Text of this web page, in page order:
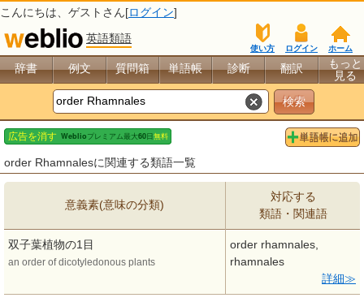
こんにちは、 ゲスト さん[ログイン]
英語類語
ホーム
ログイン
使い方
辞書 例文 質問箱 単語帳 診断 翻訳
もっと
見る
order Rhamnalesに関連する類語一覧
意義素(意味の分類)
対応する
類語・関連語
双子葉植物の1目
an order of dicotyledonous plants
order rhamnales,
rhamnales
詳細